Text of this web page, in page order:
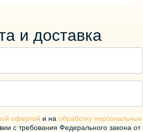
и доставка
офертой и на обработку персональных
с требования Федерального закона от